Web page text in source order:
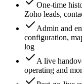
One-time
Zoho leads,
Admin and
configuration,
log
A live
operating and